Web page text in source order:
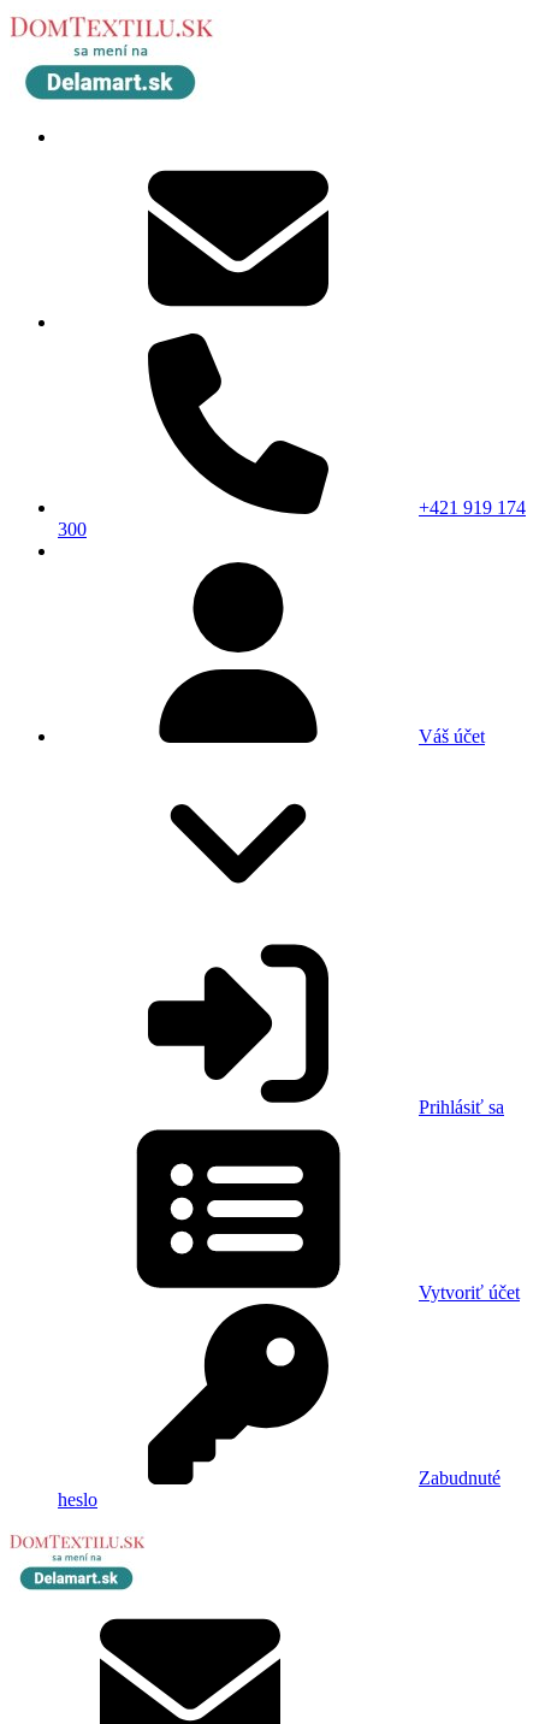
+421 919 174
300
Váš účet
Prihlásiť sa
Vytvoriť účet
Zabudnuté
heslo